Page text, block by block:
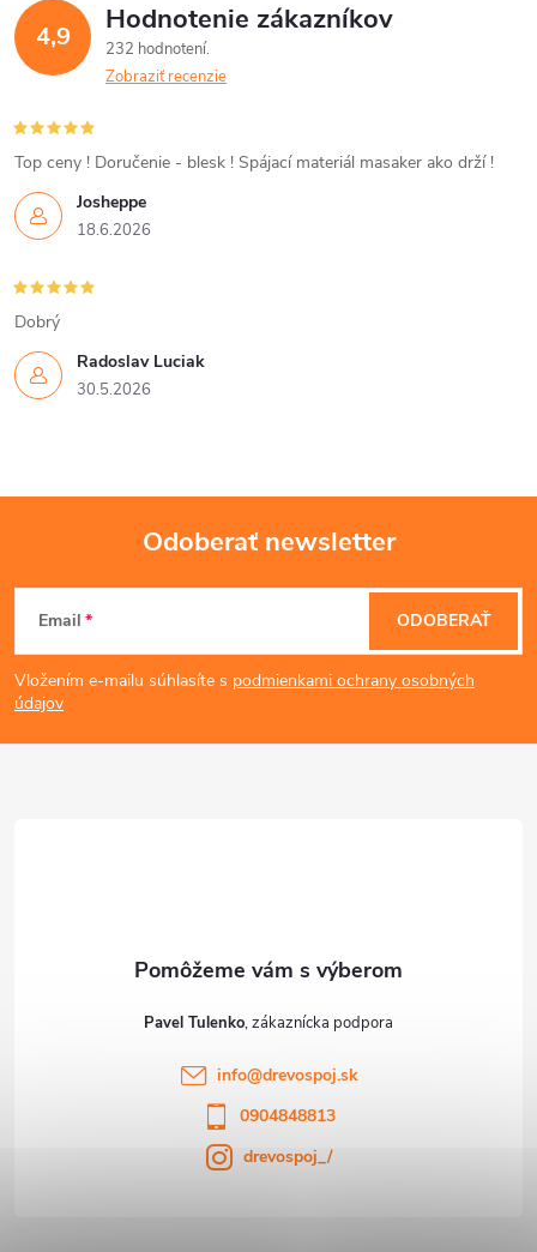
d
a
c
i
e
p
r
v
k
v
p
i
s
u
4,9 Hodnotenie zákazníkov
232 hodnotení
Zobraziť recenzie
Josheppe
18.6.2026
Top ceny ! Doručenie - blesk ! Spájací materiál masaker ako drží !
Radoslav Luciak
30.5.2026
Dobrý
Z
á
p
Odoberať newsletter
Email
Vložením e-mailu súhlasíte s podmienkami ochrany osobných
údajov
ODOBERAŤ
Pavel Tulenko
info@drevospoj.sk
0904848813
drevospoj_/